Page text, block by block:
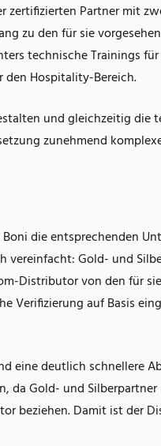
zertifizierten Partner mit
zu den für sie
technische Trainings
Hospitality-Bereich.
und gleichzeitig die
zunehmend
die entsprechenden
vereinfacht: Gold- und
Distributor von den für sie
Verifizierung auf Basis
eine deutlich schnellere
da Gold- und Silberpartner
beziehen. Damit ist der